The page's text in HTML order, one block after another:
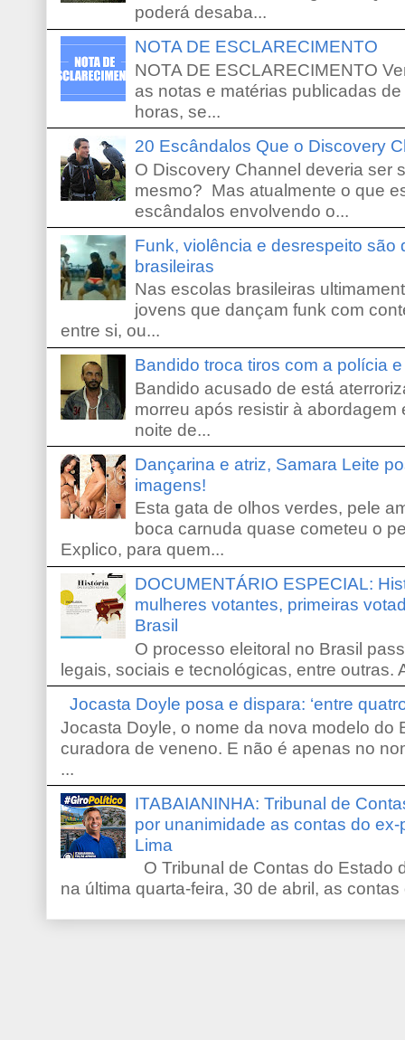
poderá desaba...
NOTA DE ESCLARECIMENTO
NOTA DE ESCLARECIMENTO
as notas e matérias publicadas
horas, se...
20 Escândalos Que o Discovery
O Discovery Channel deveria ser
mesmo? Mas atualmente o que
escândalos envolvendo o...
Funk, violência e desrespeito são
brasileiras
Nas escolas brasileiras
jovens que dançam funk com
entre si, ou...
Bandido troca tiros com a polícia
Bandido acusado de está
morreu após resistir à
noite de...
Dançarina e atriz, Samara Leite
imagens!
Esta gata de olhos verdes, pele
boca carnuda quase cometeu o
Explico, para quem...
DOCUMENTÁRIO ESPECIAL:
mulheres votantes, primeiras
Brasil
O processo eleitoral no Brasil
legais, sociais e tecnológicas, entre outras.
Jocasta Doyle posa e dispara: ‘entre
Jocasta Doyle, o nome da nova modelo do
curadora de veneno. E não é apenas no
...
ITABAIANINHA: Tribunal de
por unanimidade as contas do
Lima
O Tribunal de Contas do Estado
na última quarta-feira, 30 de abril, as